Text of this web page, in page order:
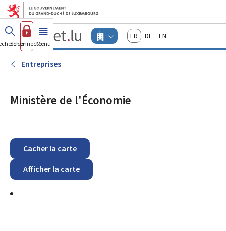
Aller au menu principal
Aller au contenu
Guichet.lu
Changer
d'espace
FrançaisDeutschEnglish
Se connecterMenu principal
Entreprises
Ministère de l'Économie
Cacher la carte
Afficher la carte